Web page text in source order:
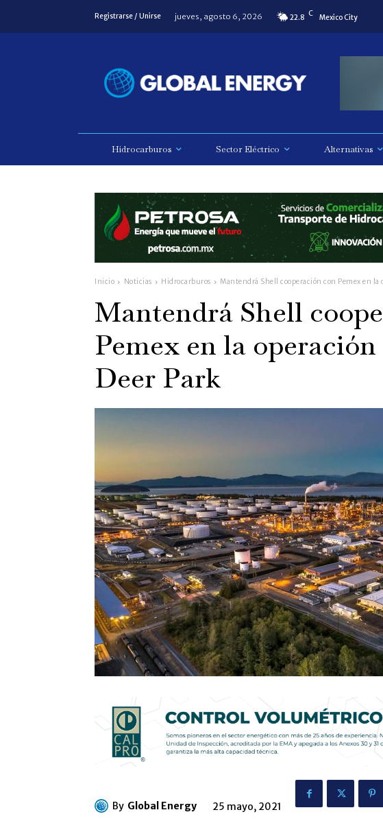
Registrarse / Unirse jueves, agosto 6, 2026 22.8 C Mexico City
Hidrocarburos Sector Eléctrico Alternativas
Inicio Noticias Hidrocarburos Mantendrá Shell cooperación con Pemex en
Mantendrá Shell
Pemex en la
Deer Park
By Global Energy 25 mayo, 2021